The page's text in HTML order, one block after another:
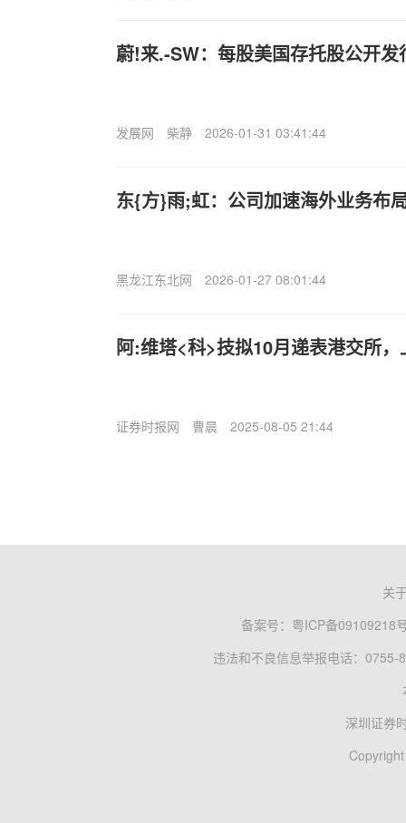
蔚!来.-SW：每股美国存托股公开发
发展网 柴静 2026-01-31 03:41:44
东{方}雨;虹：公司加速海外业务布
黑龙江东北网 2026-01-27 08:01:44
阿:维塔<科>技拟10月递表港交所
证券时报网 曹晨 2025-08-05 21:44
关
备案号： 粤ICP备09109218
违法和不良信息举报电话：0755-
深圳证券